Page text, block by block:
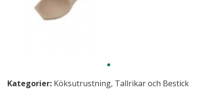
Kategorier: Köksutrustning, Tallrikar och Bestick